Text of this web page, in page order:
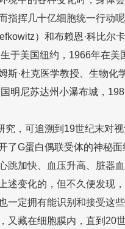
指挥几十亿细胞统一行动
）和布赖恩·科比尔
美国纽约，1966年在美
斯·杜克医学教授、生物化
明尼苏达州小瀑布城，
可追溯到19世纪末对视
了G蛋白偶联受体的神秘
跳加快、血压升高、脏
述变化的，但不久便发现
一定拥有能识别和接受这
又藏在细胞膜内，直到20